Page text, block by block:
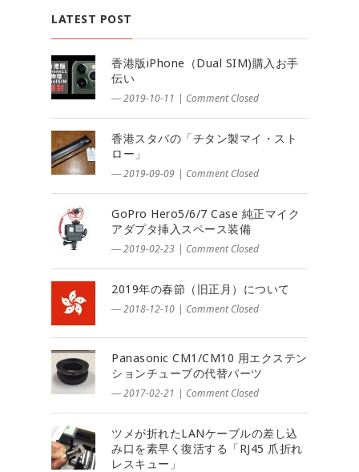
LATEST POST
香港版iPhone（Dual SIM)購入お手
伝い
― 2019-10-11 | Comment Closed
香港スタバの「チタン製マイ・スト
ロー」
― 2019-09-09 | Comment Closed
GoPro Hero5/6/7 Case 純正マイク
アダプタ挿入スペース装備
― 2019-02-23 | Comment Closed
2019年の春節（旧正月）について
― 2018-12-10 | Comment Closed
Panasonic CM1/CM10 用エクステン
ションチューブの代替パーツ
― 2017-02-21 | Comment Closed
ツメが折れたLANケーブルの差し込
み口を素早く復活する「RJ45 爪折れ
レスキュー」